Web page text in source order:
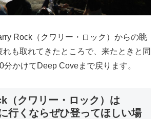
Rock（クワリー・ロック）からの眺
も取れてきたところで、来たときと同
分かけてDeep Coveまで戻ります。
（クワリー・ロック）は
行くならぜひ登ってほしい場